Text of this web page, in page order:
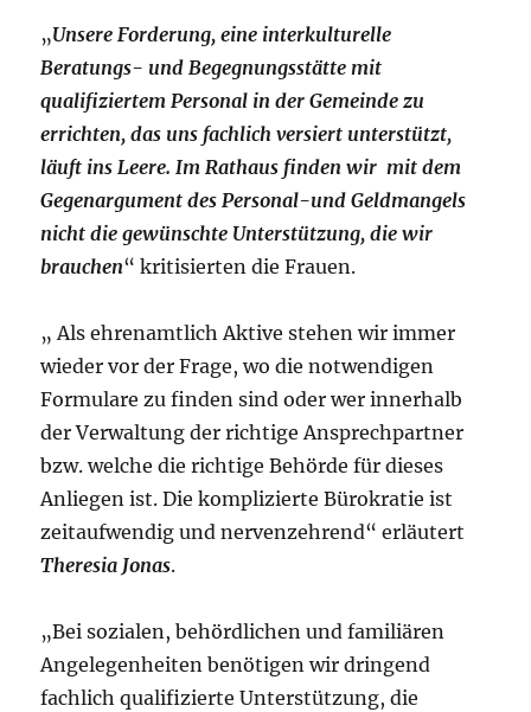
„Unsere Forderung, eine interkulturelle
Beratungs- und Begegnungsstätte mit
qualifiziertem Personal in der Gemeinde zu
errichten, das uns fachlich versiert unterstützt,
läuft ins Leere. Im Rathaus finden wir mit dem
Gegenargument des Personal-und Geldmangels
nicht die gewünschte Unterstützung, die wir
brauchen“ kritisierten die Frauen.
„ Als ehrenamtlich Aktive stehen wir immer
wieder vor der Frage, wo die notwendigen
Formulare zu finden sind oder wer innerhalb
der Verwaltung der richtige Ansprechpartner
bzw. welche die richtige Behörde für dieses
Anliegen ist. Die komplizierte Bürokratie ist
zeitaufwendig und nervenzehrend“ erläutert
Theresia Jonas.
„Bei sozialen, behördlichen und familiären
Angelegenheiten benötigen wir dringend
fachlich qualifizierte Unterstützung, die